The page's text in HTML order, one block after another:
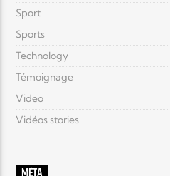
Sport
Sports
Technology
Témoignage
Video
Vidéos stories